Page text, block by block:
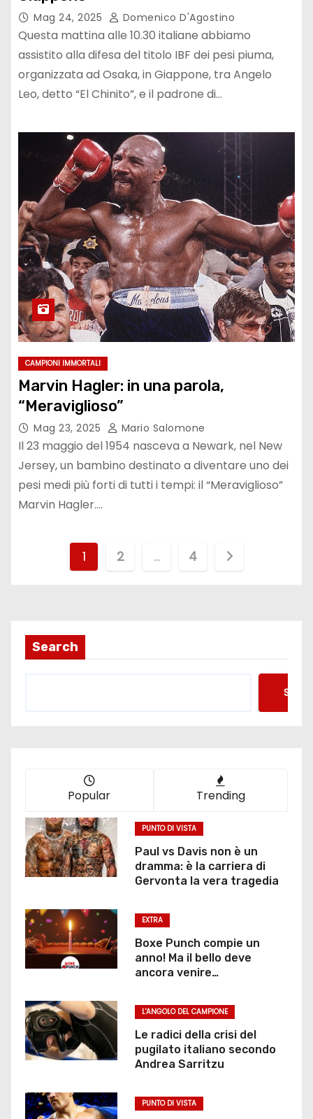
Mag 24, 2025 Domenico D'Agostino
Questa mattina alle 10.30 italiane abbiamo
assistito alla difesa del titolo IBF dei pesi piuma,
organizzata ad Osaka, in Giappone, tra Angelo
Leo, detto “El Chinito”, e il padrone di…
CAMPIONI IMMORTALI
Marvin Hagler: in una parola,
“Meraviglioso”
Mag 23, 2025 Mario Salomone
Il 23 maggio del 1954 nasceva a Newark, nel New
Jersey, un bambino destinato a diventare uno dei
pesi medi più forti di tutti i tempi: il “Meraviglioso”
Marvin Hagler.…
i
o
n
e
d
e
g
l
i
a
r
1 2 … 4
Search
Popular Trending
PUNTO DI VISTA
Paul vs Davis non è un
dramma: è la carriera di
Gervonta la vera tragedia
EXTRA
Boxe Punch compie un
anno! Ma il bello deve
ancora venire…
L'ANGOLO DEL CAMPIONE
Le radici della crisi del
pugilato italiano secondo
Andrea Sarritzu
PUNTO DI VISTA